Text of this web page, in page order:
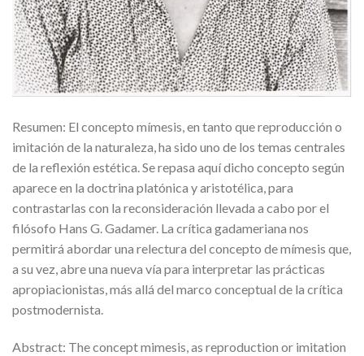
Resumen: El concepto mímesis, en tanto que reproducción o
imitación de la naturaleza, ha sido uno de los temas centrales
de la reflexión estética. Se repasa aquí dicho concepto según
aparece en la doctrina platónica y aristotélica, para
contrastarlas con la reconsideración llevada a cabo por el
filósofo Hans G. Gadamer. La crítica gadameriana nos
permitirá abordar una relectura del concepto de mímesis que,
a su vez, abre una nueva vía para interpretar las prácticas
apropiacionistas, más allá del marco conceptual de la crítica
postmodernista.
Abstract: The concept mimesis, as reproduction or imitation